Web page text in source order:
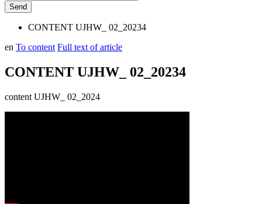
CONTENT UJHW_ 02_20234
en To content Full text of article
CONTENT UJHW_ 02_20234
content UJHW_ 02_2024